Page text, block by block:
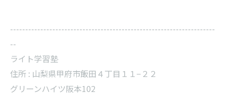
--------------------------------------------------------------------
--
ライト学習塾
住所 : 山梨県甲府市飯田４丁目１１−２２
グリーンハイツ阪本102